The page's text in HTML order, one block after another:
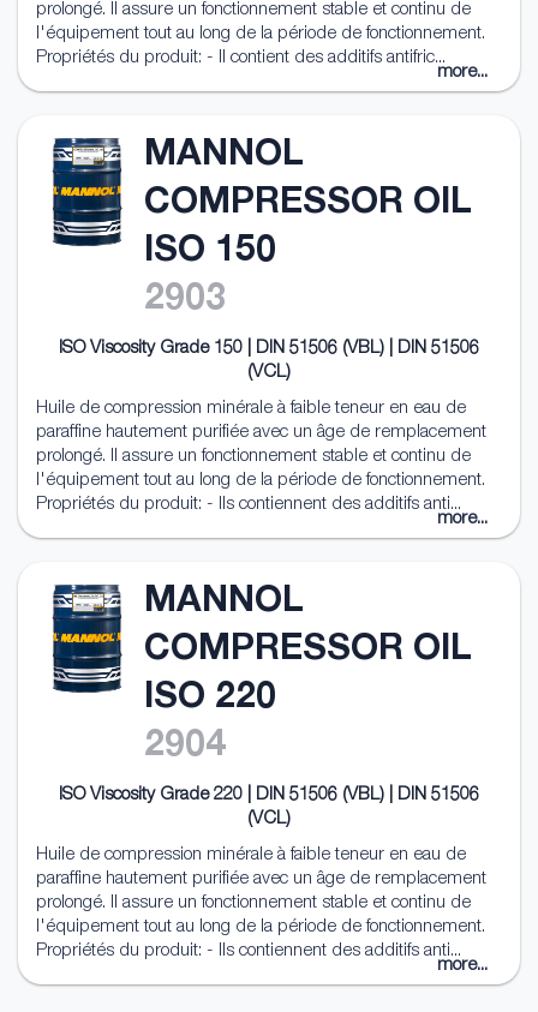
prolongé. Il assure un fonctionnement stable et continu de
l'équipement tout au long de la période de fonctionnement.
Propriétés du produit: - Il contient des additifs antifric...
more...
MANNOL
COMPRESSOR OIL
ISO 150
2903
ISO Viscosity Grade 150 | DIN 51506 (VBL) | DIN 51506
(VCL)
Huile de compression minérale à faible teneur en eau de
paraffine hautement purifiée avec un âge de remplacement
prolongé. Il assure un fonctionnement stable et continu de
l'équipement tout au long de la période de fonctionnement.
Propriétés du produit: - Ils contiennent des additifs anti...
more...
MANNOL
COMPRESSOR OIL
ISO 220
2904
ISO Viscosity Grade 220 | DIN 51506 (VBL) | DIN 51506
(VCL)
Huile de compression minérale à faible teneur en eau de
paraffine hautement purifiée avec un âge de remplacement
prolongé. Il assure un fonctionnement stable et continu de
l'équipement tout au long de la période de fonctionnement.
Propriétés du produit: - Ils contiennent des additifs anti...
more...